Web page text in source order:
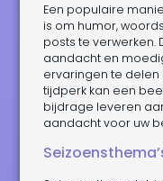
Een populaire
is om humor,
posts te verwerken.
aandacht en
ervaringen te delen
tijdperk kan een
bijdrage leveren
aandacht voor uw